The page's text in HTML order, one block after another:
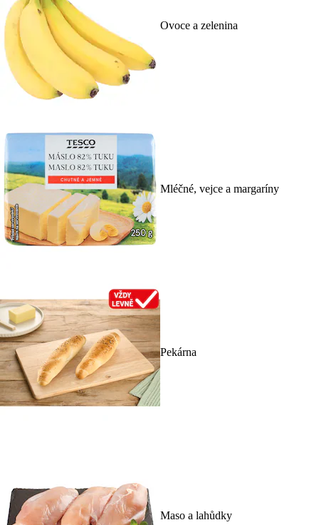
Ovoce a zelenina
Mléčné, vejce a margaríny
Pekárna
Maso a lahůdky